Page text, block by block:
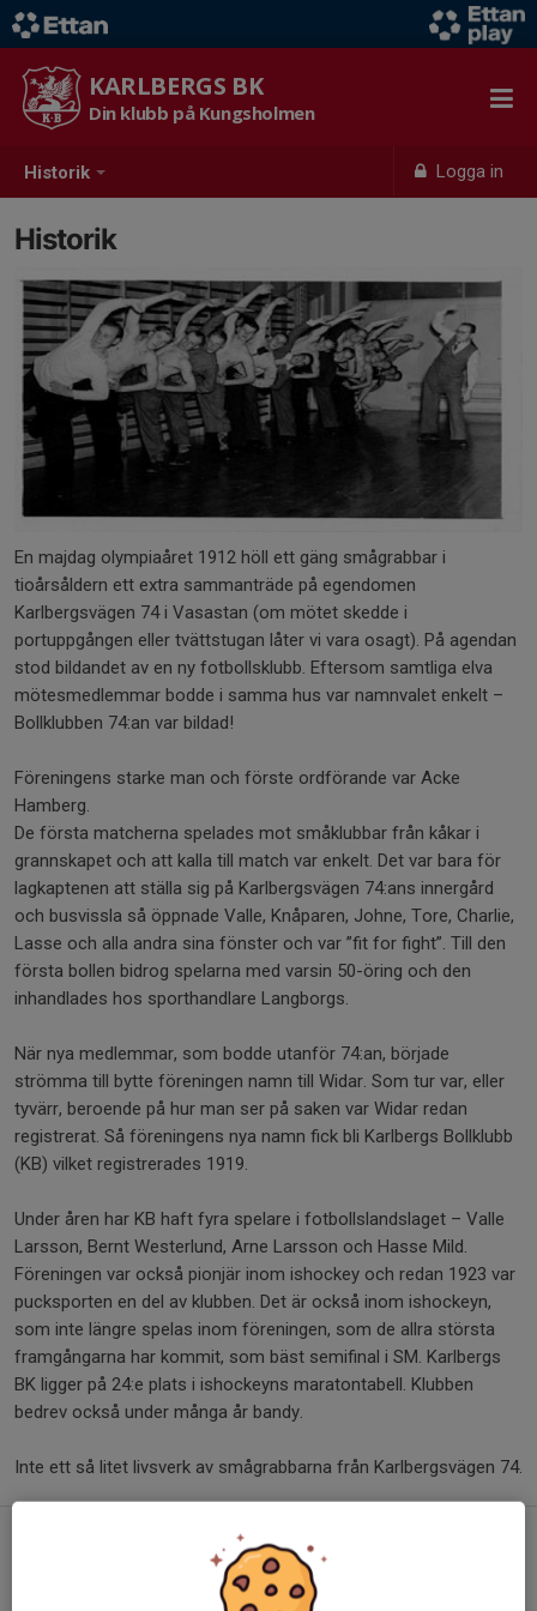
Historik Logga in
KARLBERGS BK
Din klubb på Kungsholmen
Historik
En majdag olympiaåret 1912 höll ett gäng smågrabbar i
tioårsåldern ett extra sammanträde på egendomen
Karlbergsvägen 74 i Vasastan (om mötet skedde i
portuppgången eller tvättstugan låter vi vara osagt). På agendan
stod bildandet av en ny fotbollsklubb. Eftersom samtliga elva
mötesmedlemmar bodde i samma hus var namnvalet enkelt –
Bollklubben 74:an var bildad!
Föreningens starke man och förste ordförande var Acke
Hamberg.
De första matcherna spelades mot småklubbar från kåkar i
grannskapet och att kalla till match var enkelt. Det var bara för
lagkaptenen att ställa sig på Karlbergsvägen 74:ans innergård
och busvissla så öppnade Valle, Knåparen, Johne, Tore, Charlie,
Lasse och alla andra sina fönster och var ”fit for fight”. Till den
första bollen bidrog spelarna med varsin 50-öring och den
inhandlades hos sporthandlare Langborgs.
När nya medlemmar, som bodde utanför 74:an, började
strömma till bytte föreningen namn till Widar. Som tur var, eller
tyvärr, beroende på hur man ser på saken var Widar redan
registrerat. Så föreningens nya namn fick bli Karlbergs Bollklubb
(KB) vilket registrerades 1919.
Under åren har KB haft fyra spelare i fotbollslandslaget – Valle
Larsson, Bernt Westerlund, Arne Larsson och Hasse Mild.
Föreningen var också pionjär inom ishockey och redan 1923 var
pucksporten en del av klubben. Det är också inom ishockeyn,
som inte längre spelas inom föreningen, som de allra största
framgångarna har kommit, som bäst semifinal i SM. Karlbergs
BK ligger på 24:e plats i ishockeyns maratontabell. Klubben
bedrev också under många år bandy.
Inte ett så litet livsverk av smågrabbarna från Karlbergsvägen 74.
Mats Nyström, Lars Gunnar Björklund och Tommy